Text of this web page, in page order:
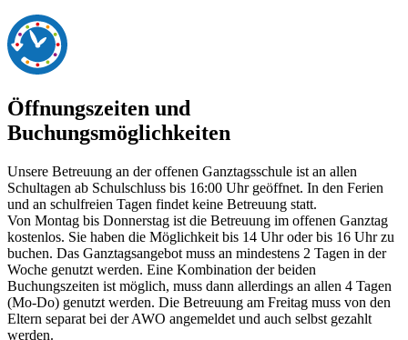
Öffnungszeiten und
Buchungsmöglichkeiten
Unsere Betreuung an der offenen Ganztagsschule ist an allen
Schultagen ab Schulschluss bis 16:00 Uhr geöffnet. In den Ferien
und an schulfreien Tagen findet keine Betreuung statt.
Von Montag bis Donnerstag ist die Betreuung im offenen Ganztag
kostenlos. Sie haben die Möglichkeit bis 14 Uhr oder bis 16 Uhr zu
buchen. Das Ganztagsangebot muss an mindestens 2 Tagen in der
Woche genutzt werden. Eine Kombination der beiden
Buchungszeiten ist möglich, muss dann allerdings an allen 4 Tagen
(Mo-Do) genutzt werden. Die Betreuung am Freitag muss von den
Eltern separat bei der AWO angemeldet und auch selbst gezahlt
werden.